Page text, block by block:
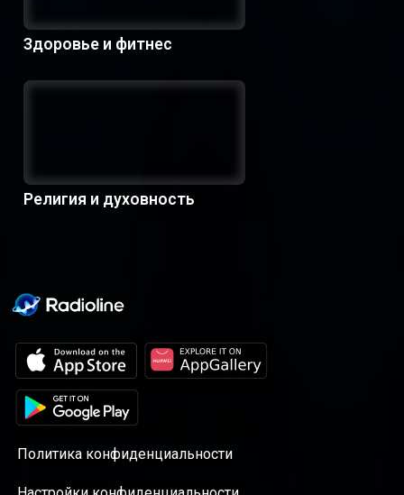
Здоровье и фитнес
Религия и духовность
Политика конфиденциальности